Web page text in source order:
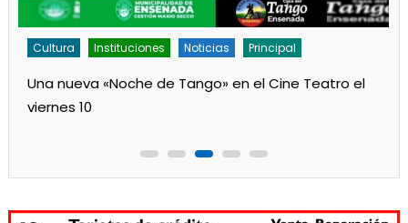
Cultura Instituciones Noticias Principal
Una nueva «Noche de Tango» en el Cine Teatro el
viernes 10